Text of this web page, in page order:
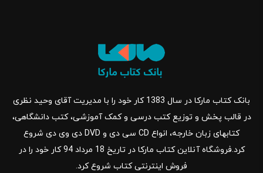
بانک کتاب مارکا در سال 1383 کار خود را با مدیریت آقای وحید نظری
در قالب پخش و توزیع کتب درسی و کمک آموزشی، کتب دانشگاهی،
کتابهای زبان خارجه، انواع CD سی دی و DVD دی وی دی شروع
کرد.فروشگاه آنلاین کتاب مارکا در تاریخ 18 مرداد 94 کار خود را در
فروش اینترنتی کتاب شروع کرد.